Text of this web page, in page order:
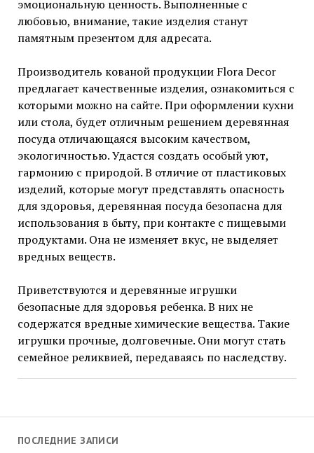
ПОСЛЕДНИЕ ЗАПИСИ
эмоциональную ценность. Выполненные с
любовью, внимание, такие изделия станут
памятным презентом для адресата.
Производитель кованой продукции Flora Decor
предлагает качественные изделия, ознакомиться с
которыми можно на сайте. При оформлении кухни
или стола, будет отличным решением деревянная
посуда отличающаяся высоким качеством,
экологичностью. Удастся создать особый уют,
гармонию с природой. В отличие от пластиковых
изделий, которые могут представлять опасность
для здоровья, деревянная посуда безопасна для
использования в быту, при контакте с пищевыми
продуктами. Она не изменяет вкус, не выделяет
вредных веществ.
Приветствуются и деревянные игрушки
безопасные для здоровья ребенка. В них не
содержатся вредные химические вещества. Такие
игрушки прочные, долговечные. Они могут стать
семейное реликвией, передаваясь по наследству.